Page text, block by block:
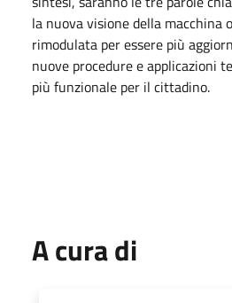
la nuova visione della macchina
rimodulata per essere più
nuove procedure e applicazioni
più funzionale per il cittadino.
A cura di